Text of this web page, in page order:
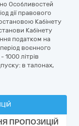
Особливостей
дії правового
Кабінету
Кабінету
податком на
воєнного
літрів
в талонах,
ПРОПОЗИЦІЙ